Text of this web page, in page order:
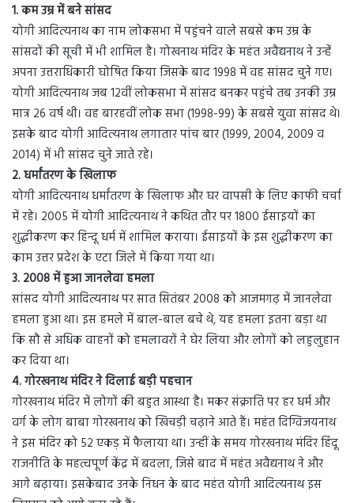
1. कम उम्र में बने सांसद
योगी आदित्यनाथ का नाम लोकसभा में पहुंचने वाले सबसे कम उम्र के
सांसदों की सूची में भी शामिल है। गोखनाथ मंदिर के महंत अवैद्यनाथ ने उन्हेंं
अपना उत्तराधिकारी घोषित किया जिसके बाद 1998 में वह सांसद चुने गए।
योगी आदित्यनाथ जब 12वीं लोकसभा में सांसद बनकर पहुंचे तब उनकी उम्र
मात्र 26 वर्ष थी। वह बारहवीं लोक सभा (1998-99) के सबसे युवा सांसद थे।
इसके बाद योगी आदित्यनाथ लगातार पांच बार (1999, 2004, 2009 व
2014) में भी सांसद चुने जाते रहे।
2. धर्मांतरण के खिलाफ
योगी आदित्यनाथ धर्मांतरण के खिलाफ और घर वापसी के लिए काफी चर्चा
में रहे। 2005 में योगी आदित्यनाथ ने कथित तौर पर 1800 ईसाइयों का
शुद्धीकरण कर हिन्दू धर्म में शामिल कराया। ईसाइयों के इस शुद्धीकरण का
काम उत्तर प्रदेश के एटा जिले में किया गया था।
3. 2008 में हुआ जानलेवा हमला
सांसद योगी आदित्यनाथ पर सात सितंबर 2008 को आजमगढ़ में जानलेवा
हमला हुआ था। इस हमले में बाल-बाल बचे थे, यह हमला इतना बड़ा था
कि सौ से अधिक वाहनों को हमलावरों ने घेर लिया और लोगों को लहुलुहान
कर दिया था।
4. गोरखनाथ मंदिर ने दिलाई बड़ी पहचान
गोरखनाथ मंदिर में लोगों की बहुत आस्था है। मकर संक्राति पर हर धर्म और
वर्ग के लोग बाबा गोरखनाथ को खिचड़ी चढ़ाने आते हैं। महंत दिग्विजयनाथ
ने इस मंदिर को 52 एकड़ में फैलाया था। उन्हीं के समय गोरखनाथ मंदिर हिंदू
राजनीति के महत्वपूर्ण केंद्र में बदला, जिसे बाद में महंत अवैद्यनाथ ने और
आगे बढ़ाया। इसकेबाद उनके निधन के बाद महंत योगी आदित्यनाथ इस